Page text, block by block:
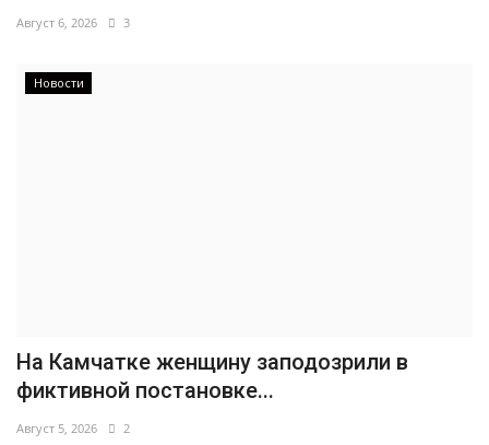
Август 6, 2026 3
Новости
На Камчатке женщину заподозрили в
фиктивной постановке...
Август 5, 2026 2